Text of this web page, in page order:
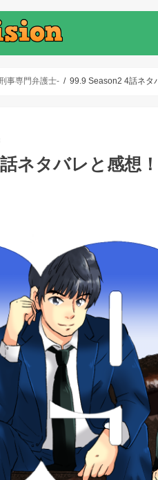
事専門弁護士- 99.9 Season2 4話ネタ
ネタバレと感想